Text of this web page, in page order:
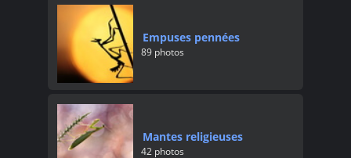
Empuses pennées
89 photos
Mantes religieuses
42 photos